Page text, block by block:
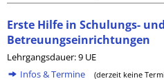
Erste Hilfe in Schulungs- und
Betreuungseinrichtungen
Lehrgangsdauer: 9 UE
Infos & Termine
(derzeit keine